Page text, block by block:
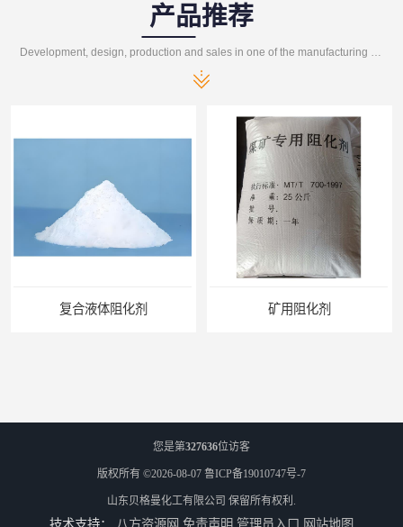
产品推荐
复合液体阻化剂 矿用阻化剂
您是第327636位访客
版权所有 ©2026-08-07 鲁ICP备19010747号-7
山东贝格曼化工有限公司 保留所有权利.
技术支持： 八方资源网 免责声明 管理员入口 网站地图